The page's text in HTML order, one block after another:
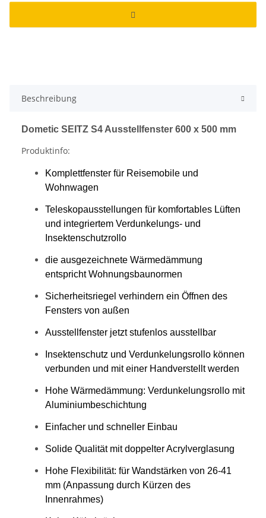
Beschreibung
Dometic SEITZ S4 Ausstellfenster 600 x 500 mm
Produktinfo:
Komplettfenster für Reisemobile und
Wohnwagen
Teleskopausstellungen für komfortables Lüften
und integriertem Verdunkelungs- und
Insektenschutzrollo
die ausgezeichnete Wärmedämmung
entspricht Wohnungsbaunormen
Sicherheitsriegel verhindern ein Öffnen des
Fensters von außen
Ausstellfenster jetzt stufenlos ausstellbar
Insektenschutz und Verdunkelungsrollo können
verbunden und mit einer Handverstellt werden
Hohe Wärmedämmung: Verdunkelungsrollo mit
Aluminiumbeschichtung
Einfacher und schneller Einbau
Solide Qualität mit doppelter Acrylverglasung
Hohe Flexibilität: für Wandstärken von 26-41
mm (Anpassung durch Kürzen des
Innenrahmes)